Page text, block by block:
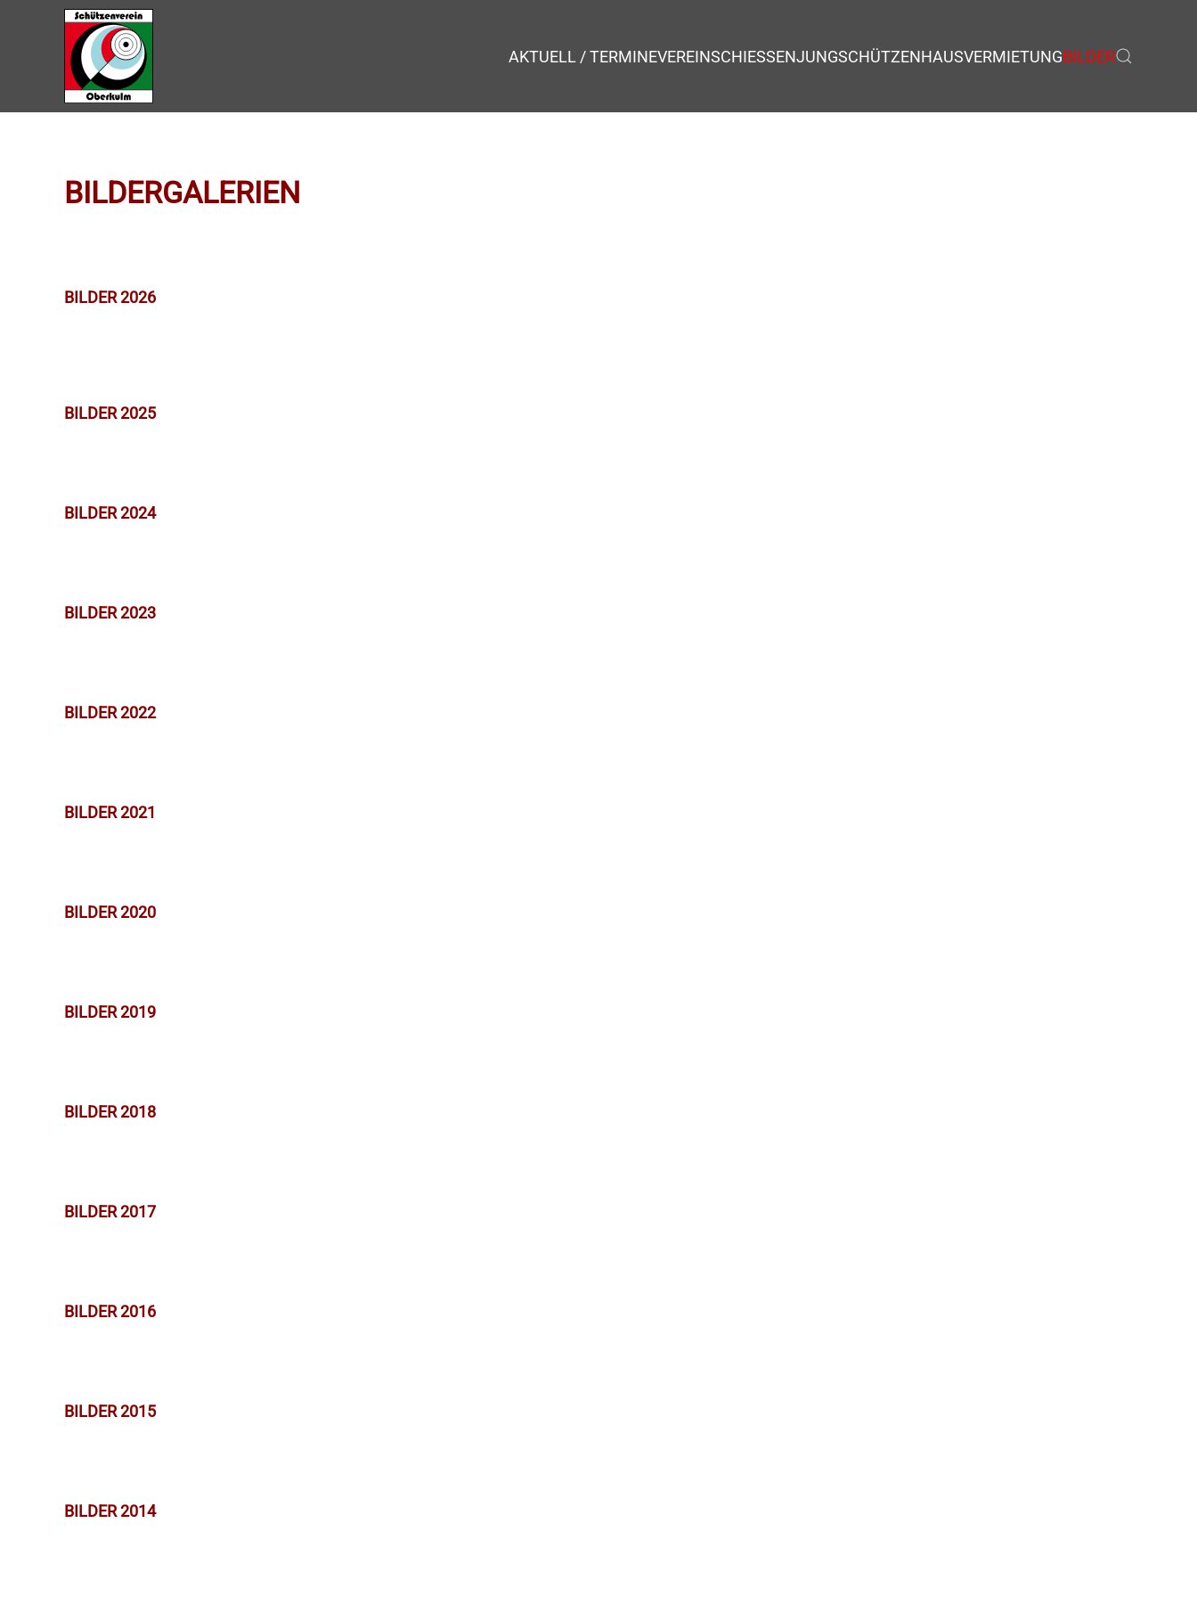
Zum Hauptinhalt springen AKTUELL / TERMINEVEREINSCHIESSENJUNGSCHÜTZENHAUSVERMIETUNGBILDER
BILDERGALERIEN
BILDER 2026
BILDER 2025
BILDER 2024
BILDER 2023
BILDER 2022
BILDER 2021
BILDER 2020
BILDER 2019
BILDER 2018
BILDER 2017
BILDER 2016
BILDER 2015
BILDER 2014